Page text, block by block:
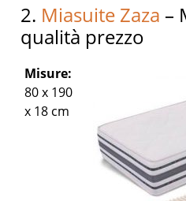
2. Miasuite Zaza –
qualità prezzo
Misure:
80 x 190
x 18 cm